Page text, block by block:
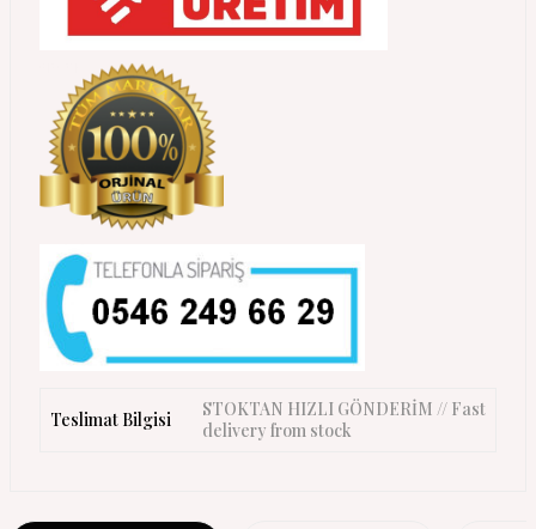
Teslimat Bilgisi
STOKTAN HIZLI GÖNDERİM // Fast
delivery from stock